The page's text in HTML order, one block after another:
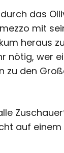
das
mit
heraus
nötig, wer
den
auf